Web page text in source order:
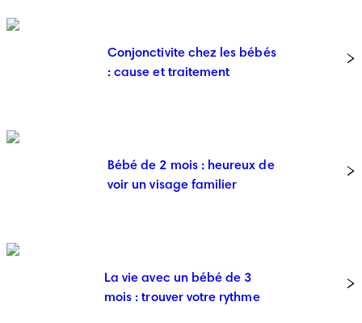
Conjonctivite chez les bébés
: cause et traitement
Bébé de 2 mois : heureux de
voir un visage familier
La vie avec un bébé de 3
mois : trouver votre rythme